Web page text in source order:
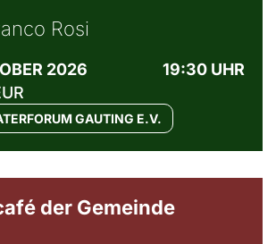
Rosi
2026
19:30 UHR
GAUTING E.V.
der Gemeinde